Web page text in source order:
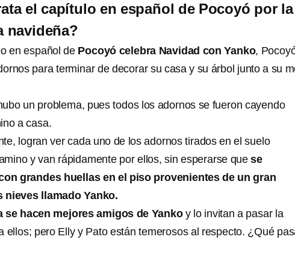
el capítulo en español de Pocoyó por la
navideña?
en español de Pocoyó celebra Navidad con Yanko,
para terminar de decorar su casa y su árbol junto a su
un problema, pues todos los adornos se fueron cayendo
a casa.
logran ver cada uno de los adornos tirados en el suelo
y van rápidamente por ellos, sin esperarse que se
grandes huellas en el piso provenientes de un gran
nieves llamado Yanko.
se hacen mejores amigos de Yankoy lo invitan a pasar la
ellos; pero Elly y Pato están temerosos al respecto. ¿Qué